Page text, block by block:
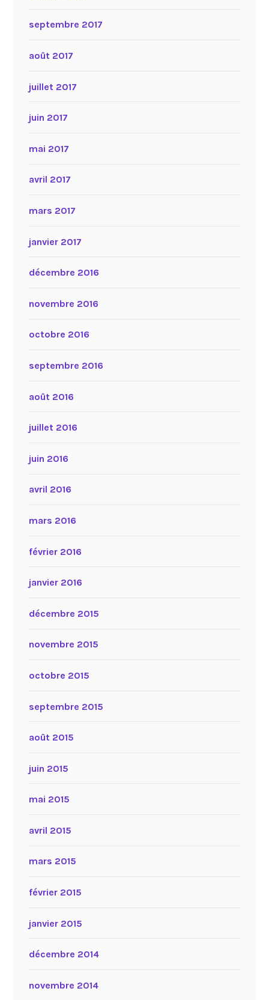
septembre 2017
août 2017
juillet 2017
juin 2017
mai 2017
avril 2017
mars 2017
janvier 2017
décembre 2016
novembre 2016
octobre 2016
septembre 2016
août 2016
juillet 2016
juin 2016
avril 2016
mars 2016
février 2016
janvier 2016
décembre 2015
novembre 2015
octobre 2015
septembre 2015
août 2015
juin 2015
mai 2015
avril 2015
mars 2015
février 2015
janvier 2015
décembre 2014
novembre 2014